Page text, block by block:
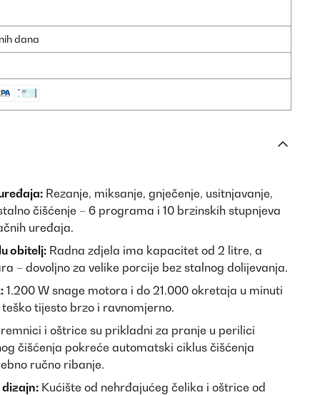
dana
Rezanje, miksanje, gnječenje, usitnjavanje,
čišćenje – 6 programa i 10 brzinskih stupnjeva
uređaja.
obitelj: Radna zdjela ima kapacitet od 2 litre, a
– dovoljno za velike porcije bez stalnog dolijevanja.
1.200 W snage motora i do 21.000 okretaja u minuti
tijesto brzo i ravnomjerno.
i oštrice su prikladni za pranje u perilici
čišćenja pokreće automatski ciklus čišćenja
ručno ribanje.
Kućište od nehrđajućeg čelika i oštrice od